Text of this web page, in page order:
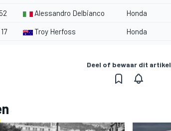
Alessandro Delbianco Honda
17 Troy Herfoss Honda
Deel of bewaar dit artikel